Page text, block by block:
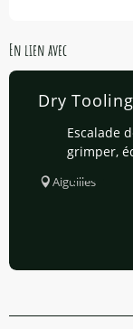
En lien avec
Dry Tooling
Escalade
grimper,
Aiguilles